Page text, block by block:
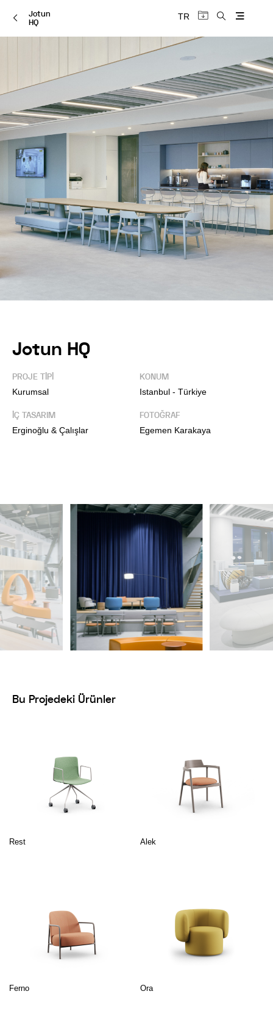
TR
Jotun
HQ
Jotun HQ
PROJE TİPİ
Kurumsal
KONUM
Istanbul - Türkiye
İÇ TASARIM
Erginoğlu & Çalışlar
FOTOĞRAF
Egemen Karakaya
Bu Projedeki Ürünler
Rest Alek
Ferno Ora